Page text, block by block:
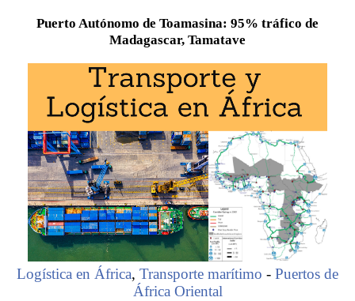
Puerto Autónomo de Toamasina: 95% tráfico de
Madagascar, Tamatave
Logística en África, Transporte marítimo - Puertos de
África Oriental